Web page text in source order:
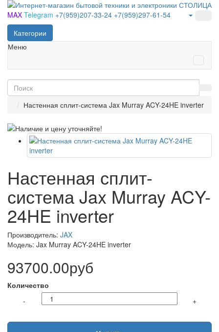
MAX Telegram +7(959)207-33-24 +7(959)297-61-54
Категории
Меню
Настенная сплит-система Jax Murray ACY-24HE inverter
Настенная сплит-
система Jax Murray ACY-
24HE inverter
Производитель: JAX
Модель: Jax Murray ACY-24HE inverter
93700.00руб
Количество
-
+